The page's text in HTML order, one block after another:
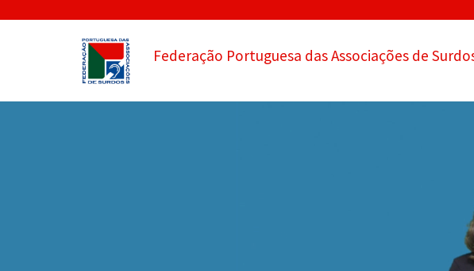
Federação Portuguesa das Associações de